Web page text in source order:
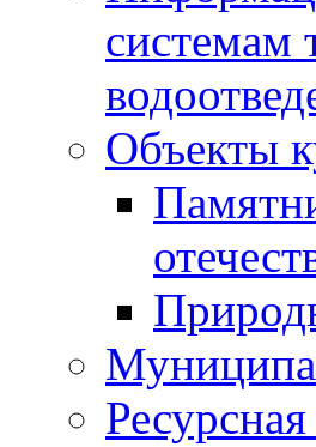
системам
Объекты